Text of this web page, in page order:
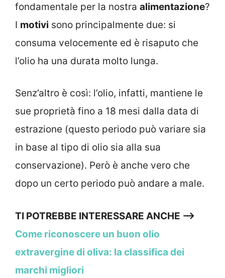
fondamentale per la nostra alimentazione?
I motivi sono principalmente due: si
consuma velocemente ed è risaputo che
l’olio ha una durata molto lunga.
Senz’altro è così: l’olio, infatti, mantiene le
sue proprietà fino a 18 mesi dalla data di
estrazione (questo periodo può variare sia
in base al tipo di olio sia alla sua
conservazione). Però è anche vero che
dopo un certo periodo può andare a male.
TI POTREBBE INTERESSARE ANCHE –>
Come riconoscere un buon olio
extravergine di oliva: la classifica dei
marchi migliori